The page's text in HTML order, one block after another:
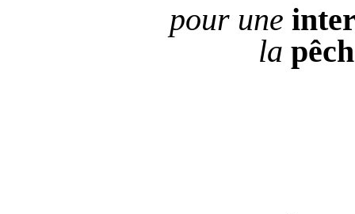
pour une
la